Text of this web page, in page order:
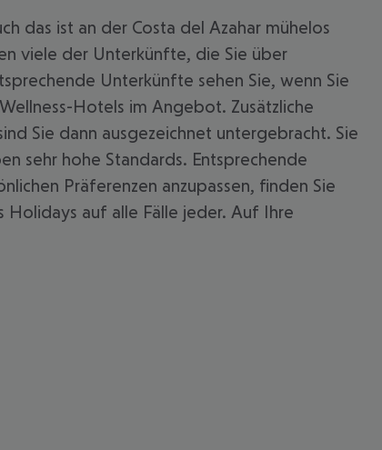
das ist an der Costa del Azahar mühelos
viele der Unterkünfte, die Sie über
Unterkünfte sehen Sie, wenn Sie
Hotels im Angebot. Zusätzliche
Sie dann ausgezeichnet untergebracht. Sie
sehr hohe Standards. Entsprechende
Präferenzen anzupassen, finden Sie
Holidays auf alle Fälle jeder. Auf Ihre